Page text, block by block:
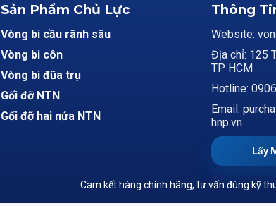
Sản Phẩm Chủ Lực
Vòng bi cầu rãnh sâu
Vòng bi côn
Vòng bi đũa trụ
Gối đỡ NTN
Gối đỡ hai nửa NTN
Thông
Website:
Địa chỉ: 125
TP HCM
Hotline:
Email:
hnp.vn
Lấy
Cam kết hàng chính hãng, tư vấn đúng kỹ